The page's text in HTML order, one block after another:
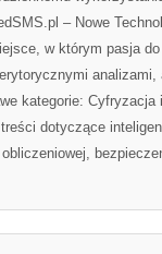
– Nowe
w którym pasja
kategorie:
dotyczące